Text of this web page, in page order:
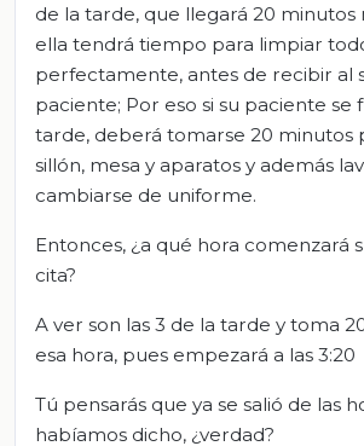
de la tarde, que llegará 20 minutos
ella tendrá tiempo para limpiar
perfectamente, antes de recibir al
paciente; Por eso si su paciente se
tarde, deberá tomarse 20 minutos
sillón, mesa y aparatos y además
cambiarse de uniforme.
Entonces, ¿a qué hora comenzará
cita?
A ver son las 3 de la tarde y toma
esa hora, pues empezará a las 3:20
Tú pensarás que ya se salió de las
habíamos dicho, ¿verdad?